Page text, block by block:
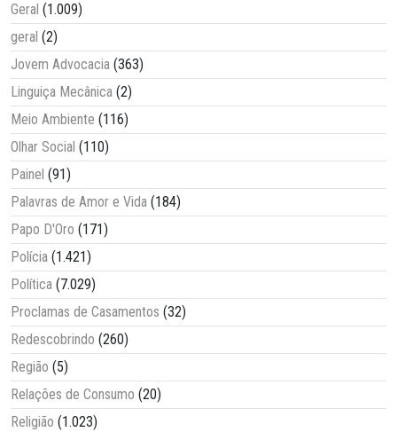
Geral (1.009)
geral (2)
Jovem Advocacia (363)
Linguiça Mecânica (2)
Meio Ambiente (116)
Olhar Social (110)
Painel (91)
Palavras de Amor e Vida (184)
Papo D'Oro (171)
Polícia (1.421)
Política (7.029)
Proclamas de Casamentos (32)
Redescobrindo (260)
Região (5)
Relações de Consumo (20)
Religião (1.023)